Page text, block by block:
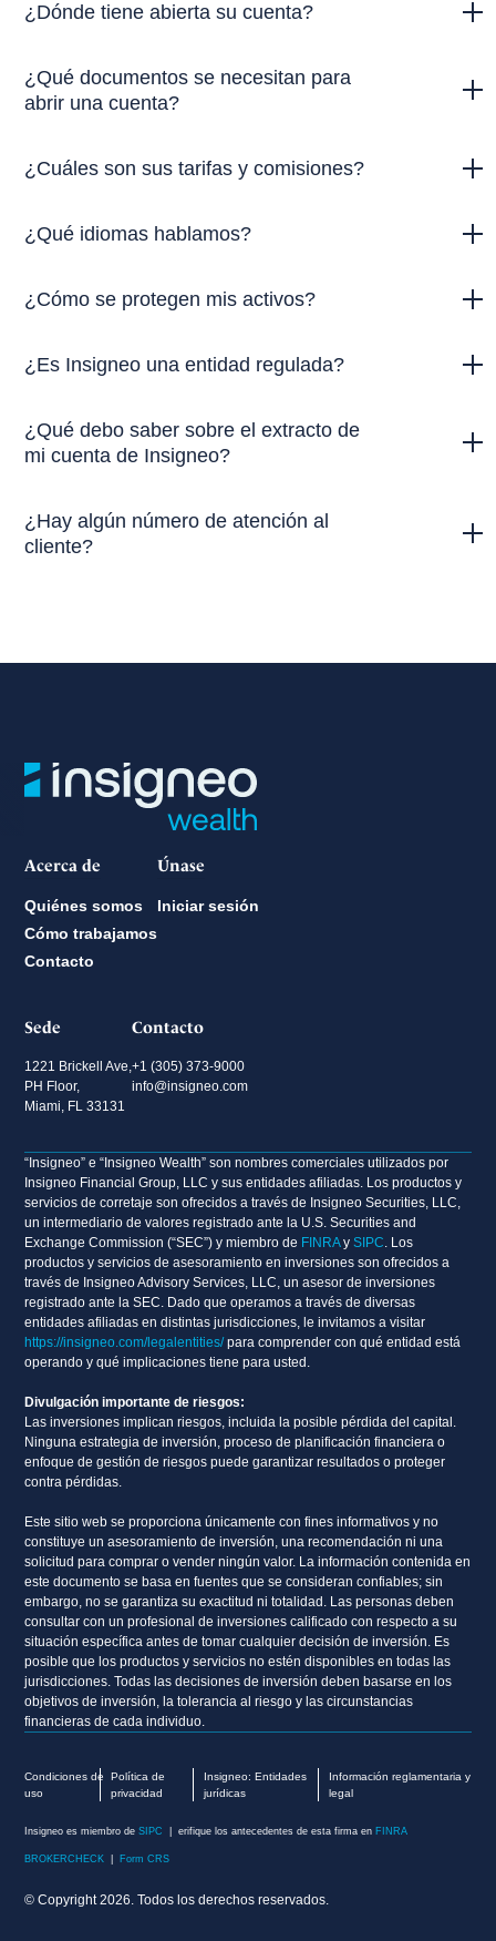
¿Dónde tiene abierta su cuenta?
¿Qué documentos se necesitan para
abrir una cuenta?
¿Cuáles son sus tarifas y comisiones?
¿Qué idiomas hablamos?
¿Cómo se protegen mis activos?
¿Es Insigneo una entidad regulada?
¿Qué debo saber sobre el extracto de
mi cuenta de Insigneo?
¿Hay algún número de atención al
cliente?
Acerca de
Quiénes somos
Cómo trabajamos
Contacto
Únase
Iniciar sesión
Sede
1221 Brickell Ave,
PH Floor,
Miami, FL 33131
Contacto
+1 (305) 373-9000
info@insigneo.com
“Insigneo” e “Insigneo Wealth” son nombres comerciales utilizados por
Insigneo Financial Group, LLC y sus entidades afiliadas. Los productos y
servicios de corretaje son ofrecidos a través de Insigneo Securities, LLC,
un intermediario de valores registrado ante la U.S. Securities and
Exchange Commission (“SEC”) y miembro de FINRAySIPC. Los
productos y servicios de asesoramiento en inversiones son ofrecidos a
través de Insigneo Advisory Services, LLC, un asesor de inversiones
registrado ante la SEC. Dado que operamos a través de diversas
entidades afiliadas en distintas jurisdicciones, le invitamos a visitar
https://insigneo.com/legalentities/para comprender con qué entidad está
operando y qué implicaciones tiene para usted.
Divulgación importante de riesgos:
Las inversiones implican riesgos, incluida la posible pérdida del capital.
Ninguna estrategia de inversión, proceso de planificación financiera o
enfoque de gestión de riesgos puede garantizar resultados o proteger
contra pérdidas.
Este sitio web se proporciona únicamente con fines informativos y no
constituye un asesoramiento de inversión, una recomendación ni una
solicitud para comprar o vender ningún valor. La información contenida en
este documento se basa en fuentes que se consideran confiables; sin
embargo, no se garantiza su exactitud ni totalidad. Las personas deben
consultar con un profesional de inversiones calificado con respecto a su
situación específica antes de tomar cualquier decisión de inversión. Es
posible que los productos y servicios no estén disponibles en todas las
jurisdicciones. Todas las decisiones de inversión deben basarse en los
objetivos de inversión, la tolerancia al riesgo y las circunstancias
financieras de cada individuo.
Condiciones de
uso
Política de
privacidad
Insigneo: Entidades
jurídicas
Información reglamentaria y
legal
Insigneo es miembro deSIPC | erifique los antecedentes de esta firma en FINRA
BROKERCHECK Form CRS
© Copyright 2026. Todos los derechos reservados.